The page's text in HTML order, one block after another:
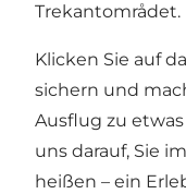
Trekantområdet.
Klicken Sie auf
sichern und
Ausflug zu
uns darauf, Sie
heißen – ein